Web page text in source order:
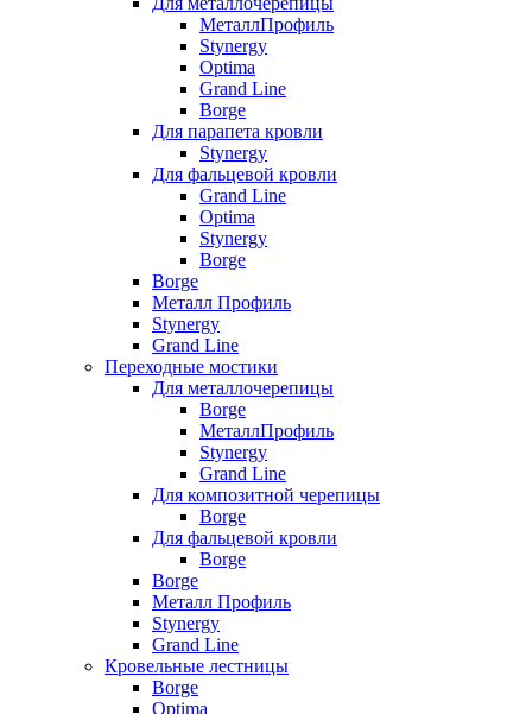
МеталлПрофиль
Stynergy
Optima
Grand Line
Borge
Для парапета кровли
Stynergy
Для фальцевой кровли
Grand Line
Optima
Stynergy
Borge
Borge
Металл Профиль
Stynergy
Grand Line
Переходные мостики
Для металлочерепицы
Borge
МеталлПрофиль
Stynergy
Grand Line
Для композитной черепицы
Borge
Для фальцевой кровли
Borge
Borge
Металл Профиль
Stynergy
Grand Line
Кровельные лестницы
Borge
Optima